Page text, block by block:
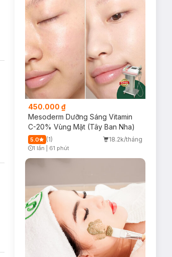
450.000 ₫
Mesoderm Dưỡng Sáng Vitamin
C-20% Vùng Mặt (Tây Ban Nha)
5.0 (1) 18.2k/tháng
Timer Gray Icon
1 lần 61 phút